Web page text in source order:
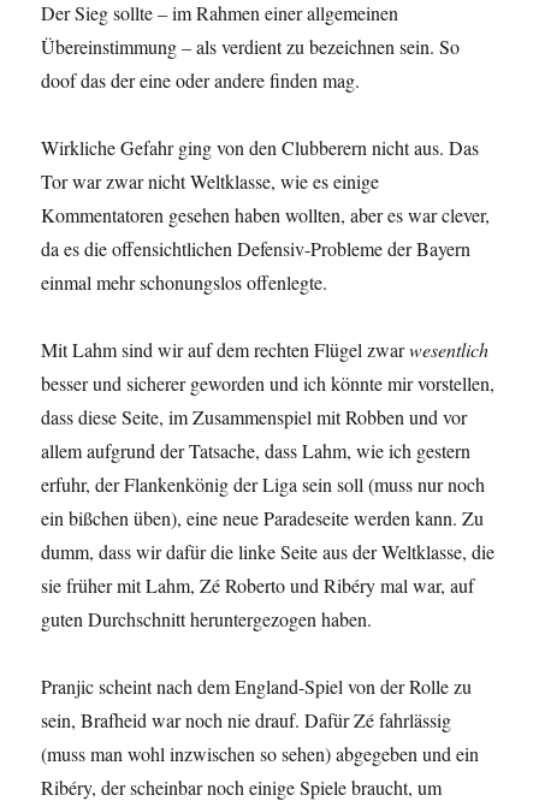
Der Sieg sollte – im Rahmen einer allgemeinen
Übereinstimmung – als verdient zu bezeichnen sein. So
doof das der eine oder andere finden mag.
Wirkliche Gefahr ging von den Clubberern nicht aus. Das
Tor war zwar nicht Weltklasse, wie es einige
Kommentatoren gesehen haben wollten, aber es war clever,
da es die offensichtlichen Defensiv-Probleme der Bayern
einmal mehr schonungslos offenlegte.
Mit Lahm sind wir auf dem rechten Flügel zwarwesentlich
besser und sicherer geworden und ich könnte mir vorstellen,
dass diese Seite, im Zusammenspiel mit Robben und vor
allem aufgrund der Tatsache, dass Lahm, wie ich gestern
erfuhr, der Flankenkönig der Liga sein soll (muss nur noch
ein bißchen üben), eine neue Paradeseite werden kann. Zu
dumm, dass wir dafür die linke Seite aus der Weltklasse, die
sie früher mit Lahm, Zé Roberto und Ribéry mal war, auf
guten Durchschnitt heruntergezogen haben.
Pranjic scheint nach dem England-Spiel von der Rolle zu
sein, Brafheid war noch nie drauf. Dafür Zé fahrlässig
(muss man wohl inzwischen so sehen) abgegeben und ein
Ribéry, der scheinbar noch einige Spiele braucht, um